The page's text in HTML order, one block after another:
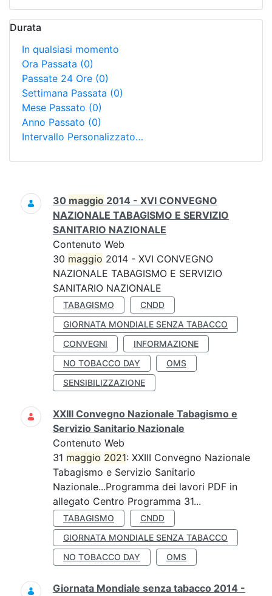
Durata
In qualsiasi momento
Ora Passata (0)
Passate 24 Ore (0)
Settimana Passata (0)
Mese Passato (0)
Anno Passato (0)
Intervallo Personalizzato…
Ricerca
30 maggio 2014 - XVI CONVEGNO
NAZIONALE TABAGISMO E SERVIZIO
SANITARIO NAZIONALE
Contenuto Web
30 maggio 2014 - XVI CONVEGNO
NAZIONALE TABAGISMO E SERVIZIO
SANITARIO NAZIONALE
TABAGISMO
CNDD
GIORNATA MONDIALE SENZA TABACCO
CONVEGNI
INFORMAZIONE
NO TOBACCO DAY
OMS
SENSIBILIZZAZIONE
XXIII Convegno Nazionale Tabagismo e
Servizio Sanitario Nazionale
Contenuto Web
31 maggio 2021: XXIII Convegno Nazionale
Tabagismo e Servizio Sanitario
Nazionale...Programma dei lavori PDF in
allegato Centro Programma 31...
TABAGISMO
CNDD
GIORNATA MONDIALE SENZA TABACCO
NO TOBACCO DAY
OMS
Giornata Mondiale senza tabacco 2014 -